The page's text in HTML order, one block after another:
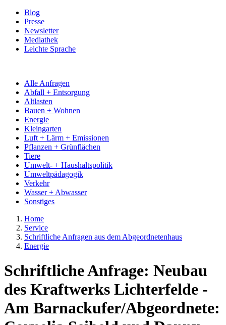
Blog
Presse
Newsletter
Mediathek
Leichte Sprache
Alle Anfragen
Abfall + Entsorgung
Altlasten
Bauen + Wohnen
Energie
Kleingarten
Luft + Lärm + Emissionen
Pflanzen + Grünflächen
Tiere
Umwelt- + Haushaltspolitik
Umweltpädagogik
Verkehr
Wasser + Abwasser
Sonstiges
Home
Service
Schriftliche Anfragen aus dem Abgeordnetenhaus
Energie
Schriftliche Anfrage: Neubau
des Kraftwerks Lichterfelde -
Am Barnackufer/Abgeordnete: